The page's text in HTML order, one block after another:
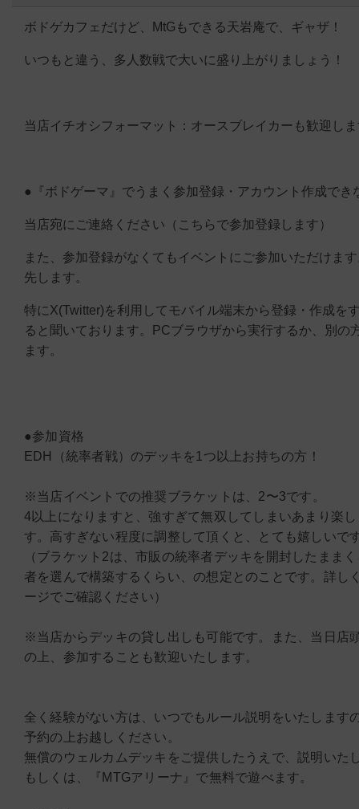
ボドゲカフェだけど、MtGもできる天岩庵で、ギャザ！
いつもと違う、多人数戦で大いに盛り上がりましょう！
当店イチオシフォーマット：オースブレイカーも歓迎し
●『ボドゲーマ』でうまく参加登録・アカウント作成でき
当店宛にご連絡ください（こちらで参加登録します）
また、参加登録がなくてもイベントにご参加いただけま
先します。
特にX(Twitter)を利用してモバイル端末から登録・作成を
ると聞いております。PCブラウザから実行するか、別の
ます。
●参加資格
EDH（統率者戦）のデッキを1つ以上お持ちの方！
※当店イベントでの推奨ブラケットは、2〜3です。
4以上になりますと、強すぎて無双してしまいあまり楽
す。高すぎない程度に調整して頂くと、とても嬉しいで
（ブラケット2は、市販の統率者デッキを開封したまま
者を選んで構築するくらい、の想定とのことです。詳し
ージでご確認ください）
※当店からデッキの貸し出しも可能です。また、当日店
の上、参加することも歓迎いたします。
全く経験がない方は、いつでもルール説明をいたします
予約の上お越しください。
無償のウェルカムデッキをご提供したうえで、説明いた
もしくは、『MTGアリーナ』で無料で遊べます。